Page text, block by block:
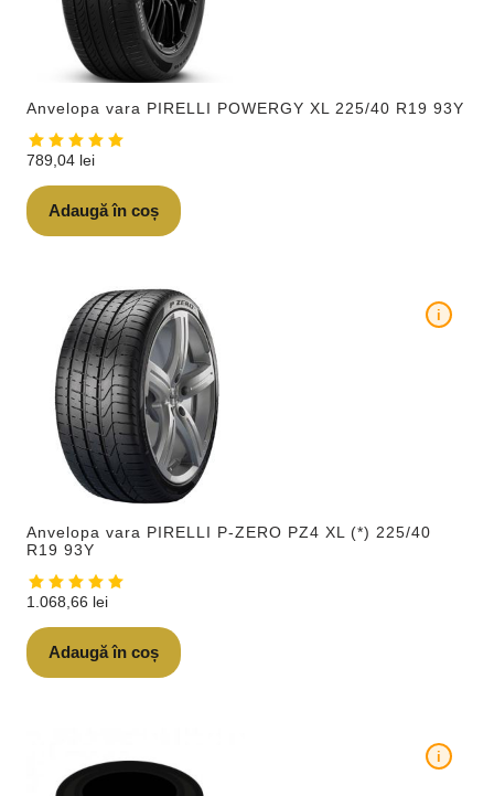
Anvelopa vara PIRELLI POWERGY XL 225/40 R19 93Y
789,04 lei
Adaugă în coș
Anvelopa vara PIRELLI P-ZERO PZ4 XL (*) 225/40
R19 93Y
i
1.068,66 lei
Adaugă în coș
i